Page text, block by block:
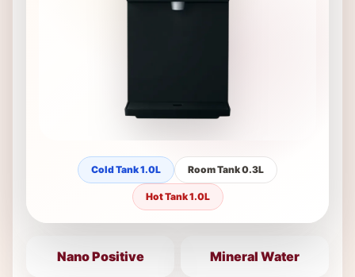
Cold Tank 1.0L Room Tank 0.3L
Hot Tank 1.0L
Nano Positive Mineral Water